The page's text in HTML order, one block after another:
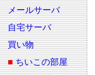
メールサーバ
自宅サーバ
買い物
■ ちいこの部屋